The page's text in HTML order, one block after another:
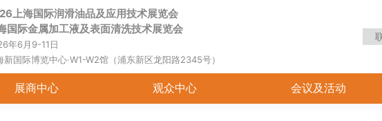
上海国际润滑油品及应用技术展览会
国际金属加工液及表面清洗技术展览会
年6月9-11日
新国际博览中心·W1-W2馆（浦东新区龙阳路2345号）
展商中心 观众中心 会议及活动
首页 关于展会 展商中心